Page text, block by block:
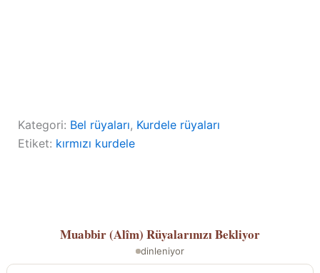
Kategori: Bel rüyaları, Kurdele rüyaları
Etiket: kırmızı kurdele
Muabbir (Alîm) Rüyalarınızı Bekliyor
dinleniyor